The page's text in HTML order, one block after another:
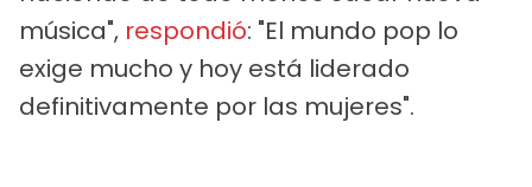
música", respondió: "El mundo pop lo
exige mucho y hoy está liderado
definitivamente por las mujeres".